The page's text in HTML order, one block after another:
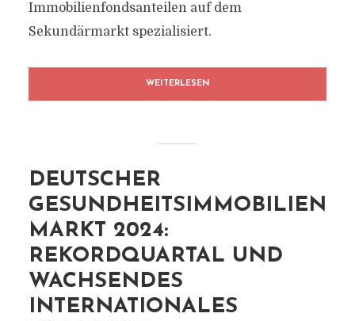
Immobilienfondsanteilen auf dem
Sekundärmarkt spezialisiert.
WEITERLESEN
DEUTSCHER
GESUNDHEITSIMMOBILIEN
MARKT 2024:
REKORDQUARTAL UND
WACHSENDES
INTERNATIONALES